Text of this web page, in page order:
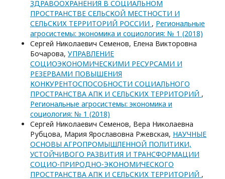
ЗДРАВООХРАНЕНИЯ В СОЦИАЛЬНОМ
ПРОСТРАНСТВЕ СЕЛЬСКОЙ МЕСТНОСТИ И
СЕЛЬСКИХ ТЕРРИТОРИЙ РОССИИ , Региональные
агросистемы: экономика и социология: № 1 (2018)
Сергей Николаевич Семенов, Елена Викторовна
Бочарова, УПРАВЛЕНИЕ
СОЦИОЭКОНОМИЧЕСКИМИ РЕСУРСАМИ И
РЕЗЕРВАМИ ПОВЫШЕНИЯ
КОНКУРЕНТОСПОСОБНОСТИ СОЦИАЛЬНОГО
ПРОСТРАНСТВА АПК И СЕЛЬСКИХ ТЕРРИТОРИЙ ,
Региональные агросистемы: экономика и
социология: № 1 (2018)
Сергей Николаевич Семенов, Вера Николаевна
Рубцова, Мария Ярославовна Ржевская, НАУЧНЫЕ
ОСНОВЫ АГРОПРОМЫШЛЕННОЙ ПОЛИТИКИ,
УСТОЙЧИВОГО РАЗВИТИЯ И ТРАНСФОРМАЦИИ
СОЦИО-ПРИРОДНО-ЭКОНОМИЧЕСКОГО
ПРОСТРАНСТВА АПК И СЕЛЬСКИХ ТЕРРИТОРИЙ ,